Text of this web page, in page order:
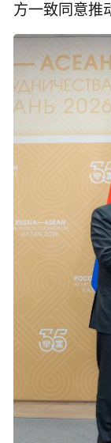
方一致同意推